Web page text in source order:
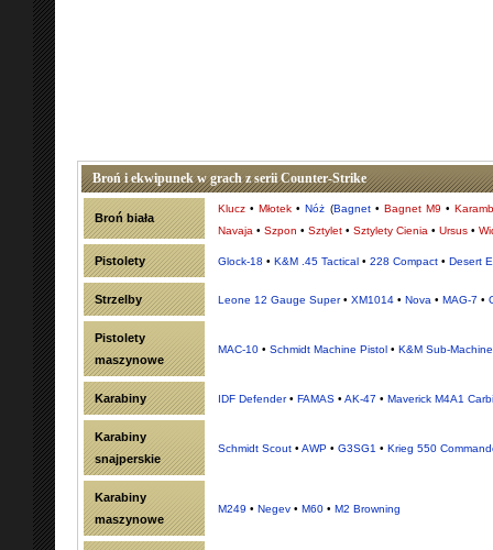
Broń i ekwipunek w grach z serii Counter-Strike
Broń biała
Klucz •Młotek •Nóż (Bagnet• Bagnet M9 •
Navaja • Szpon • Sztylet • Sztylety Cienia • Ursus •
Pistolety Glock-18 • K&M .45 Tactical • 228 Compact • Desert
Strzelby Leone 12 Gauge Super• XM1014 • Nova • MAG-7 •
Pistolety
maszynowe
MAC-10 • Schmidt Machine Pistol • K&M Sub-
Karabiny IDF Defender• FAMAS • AK-47 • Maverick M4A1
Karabiny
snajperskie
Schmidt Scout • AWP • G3SG1 • Krieg 550
Karabiny
maszynowe
M249 • Negev • M60 • M2 Browning